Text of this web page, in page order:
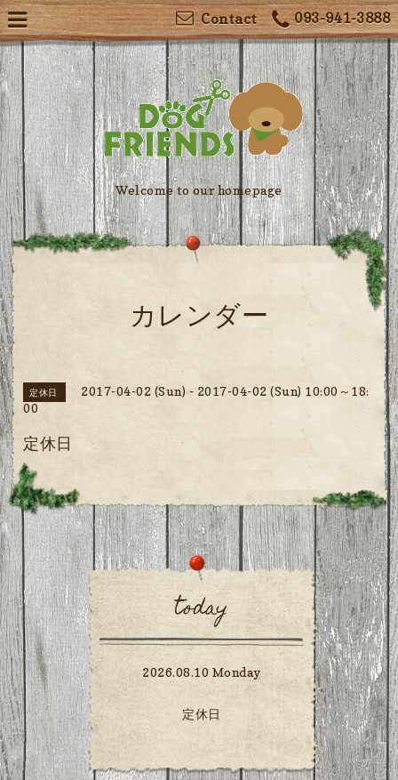
093-941-3888
Contact
Welcome to our homepage
カレンダー
定休日
2017-04-02 (Sun) - 2017-04-02 (Sun) 10:00～18:
00
定休日
today
2026.08.10 Monday
定休日